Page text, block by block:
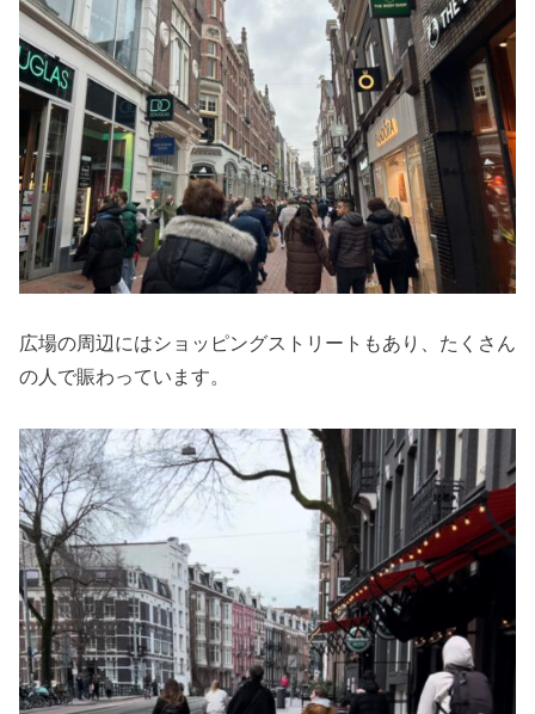
広場の周辺にはショッピングストリートもあり、たくさん
の人で賑わっています。